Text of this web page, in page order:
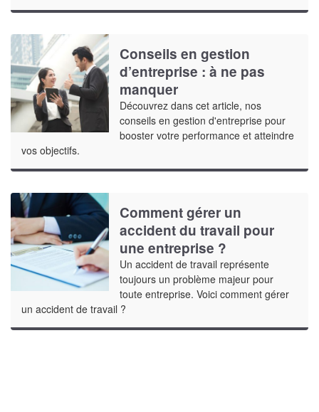
Conseils en gestion
d’entreprise : à ne pas
manquer
Découvrez dans cet article, nos
conseils en gestion d'entreprise pour
booster votre performance et atteindre
vos objectifs.
Comment gérer un
accident du travail pour
une entreprise ?
Un accident de travail représente
toujours un problème majeur pour
toute entreprise. Voici comment gérer
un accident de travail ?